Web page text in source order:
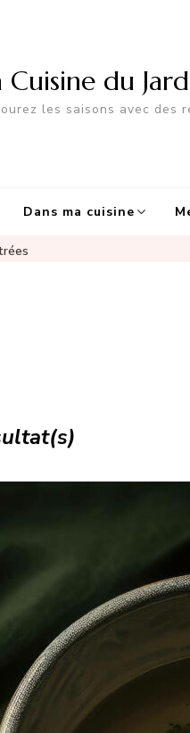
Cuisine du
les saisons avec des
Dans ma cuisine